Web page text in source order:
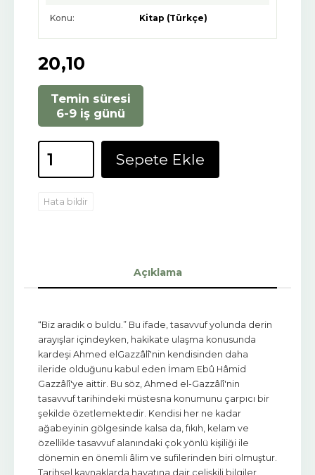
Konu: Kitap (Türkçe)
20,10
Temin süresi
6-9 iş günü
Sepete Ekle
Hata bildir
Açıklama
“Biz aradık o buldu.” Bu ifade, tasavvuf yolunda derin
arayışlar içindeyken, hakikate ulaşma konusunda
kardeşi Ahmed elGazzâlî'nin kendisinden daha
ileride olduğunu kabul eden İmam Ebû Hâmid
Gazzâlî'ye aittir. Bu söz, Ahmed el-Gazzâlî'nin
tasavvuf tarihindeki müstesna konumunu çarpıcı bir
şekilde özetlemektedir. Kendisi her ne kadar
ağabeyinin gölgesinde kalsa da, fıkıh, kelam ve
özellikle tasavvuf alanındaki çok yönlü kişiliği ile
dönemin en önemli âlim ve sufilerinden biri olmuştur.
Tarihsel kaynaklarda hayatına dair çelişkili bilgiler